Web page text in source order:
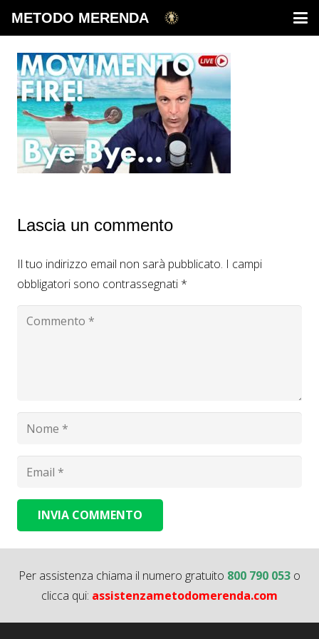
METODO MERENDA
Lascia un commento
Il tuo indirizzo email non sarà pubblicato. I campi
obbligatori sono contrassegnati *
INVIA COMMENTO
Per assistenza chiama il numero gratuito 800 790 053 o
clicca qui: assistenzametodomerenda.com